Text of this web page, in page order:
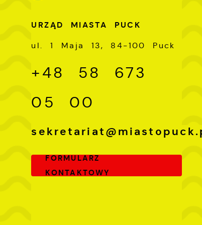
URZĄD MIASTA PUCK
ul. 1 Maja 13, 84-100 Puck
+48 58 673
05 00
FORMULARZ
KONTAKTOWY